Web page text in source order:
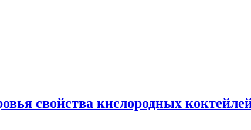
свойства кислородных